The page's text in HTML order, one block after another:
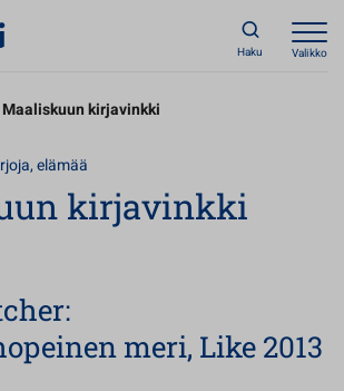
Haku Valikko
Maaliskuun kirjavinkki
elämää
kirjavinkki
meri, Like 2013